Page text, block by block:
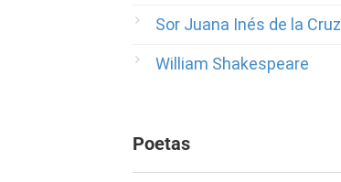
Sor Juana Inés de la Cruz
William Shakespeare
Poetas